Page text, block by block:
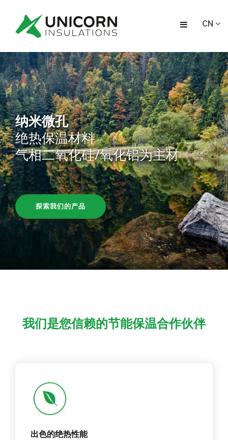
CN
纳米微孔
绝热保温材料
气相二氧化硅/氧化铝为主材
探索我们的产品
我们是您信赖的节能保温合作伙伴
出色的绝热性能